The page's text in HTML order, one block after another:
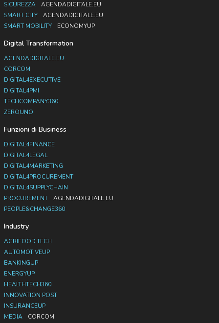
SICUREZZA
AGENDADIGITALE.EU
SMART CITY
AGENDADIGITALE.EU
SMART MOBILITY
ECONOMYUP
Digital Transformation
AGENDADIGITALE.EU
CORCOM
DIGITAL4EXECUTIVE
DIGITAL4PMI
TECHCOMPANY360
ZEROUNO
Funzioni di Business
DIGITAL4FINANCE
DIGITAL4LEGAL
DIGITAL4MARKETING
DIGITAL4PROCUREMENT
DIGITAL4SUPPLYCHAIN
PROCUREMENT
AGENDADIGITALE.EU
PEOPLE&CHANGE360
Industry
AGRIFOOD.TECH
AUTOMOTIVEUP
BANKINGUP
ENERGYUP
HEALTHTECH360
INNOVATION POST
INSURANCEUP
MEDIA
CORCOM